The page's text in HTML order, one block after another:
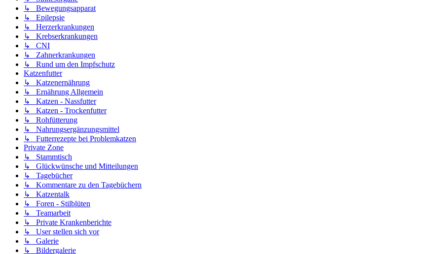
↳ Bewegungsapparat
↳ Epilepsie
↳ Herzerkrankungen
↳ Krebserkrankungen
↳ CNI
↳ Zahnerkrankungen
↳ Rund um den Impfschutz
Katzenfutter
↳ Katzenernährung
↳ Ernährung Allgemein
↳ Katzen - Nassfutter
↳ Katzen - Trockenfutter
↳ Rohfütterung
↳ Nahrungsergänzungsmittel
↳ Futterrezepte bei Problemkatzen
Private Zone
↳ Stammtisch
↳ Glückwünsche und Mitteilungen
↳ Tagebücher
↳ Kommentare zu den Tagebüchern
↳ Katzentalk
↳ Foren - Stilblüten
↳ Teamarbeit
↳ Private Krankenberichte
↳ User stellen sich vor
↳ Galerie
↳ Bildergalerie